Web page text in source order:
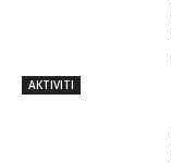
AKTIVITI